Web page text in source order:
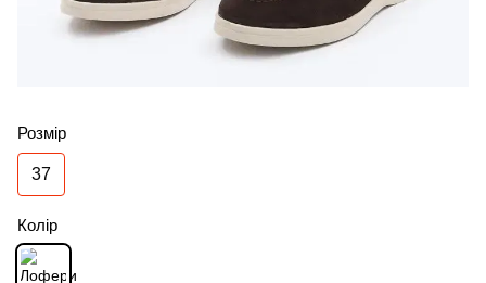
Розмір
37
Колір